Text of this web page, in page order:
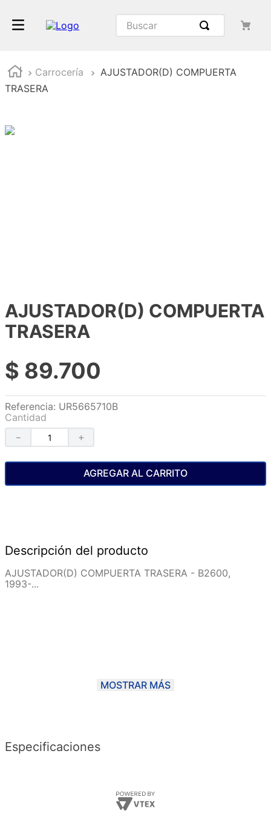
Carrocería
AJUSTADOR(D) COMPUERTA
TRASERA
AJUSTADOR(D) COMPUERTA
TRASERA
$ 89.700
Referencia: UR5665710B
Cantidad
＋
－
AGREGAR AL CARRITO
Descripción del producto
AJUSTADOR(D) COMPUERTA TRASERA - B2600,
1993-...
MOSTRAR MÁS
Especificaciones